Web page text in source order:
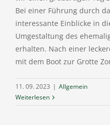
Bei einer Führung durch
interessante Einblicke in
Umgestaltung des
erhalten. Nach einer
mit dem Boot zur Grotte
11. 09. 2023 | Allgemein
Weiterlesen